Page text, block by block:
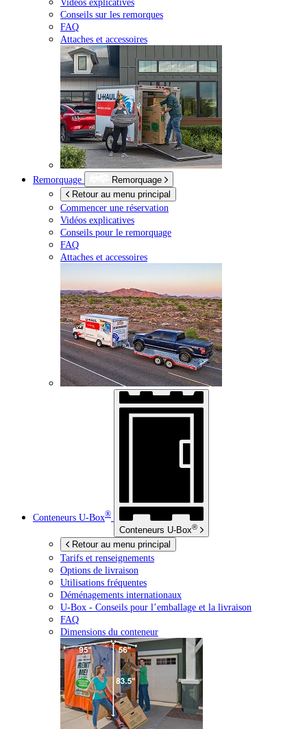
Conseils sur les remorques
FAQ
Attaches et accessoires
Remorquage
Remorquage
Retour au menu principal
Commencer une réservation
Vidéos explicatives
Conseils pour le remorquage
FAQ
Attaches et accessoires
Conteneurs U-Box®
Conteneurs U-Box®
Retour au menu principal
Tarifs et renseignements
Options de livraison
Utilisations fréquentes
Déménagements internationaux
U-Box - Conseils pour l’emballage et la livraison
FAQ
Dimensions du conteneur